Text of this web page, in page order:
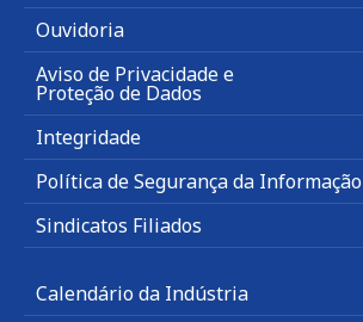
Ouvidoria
Aviso de Privacidade e
Proteção de Dados
Integridade
Política de Segurança da Informação
Sindicatos Filiados
Calendário da Indústria